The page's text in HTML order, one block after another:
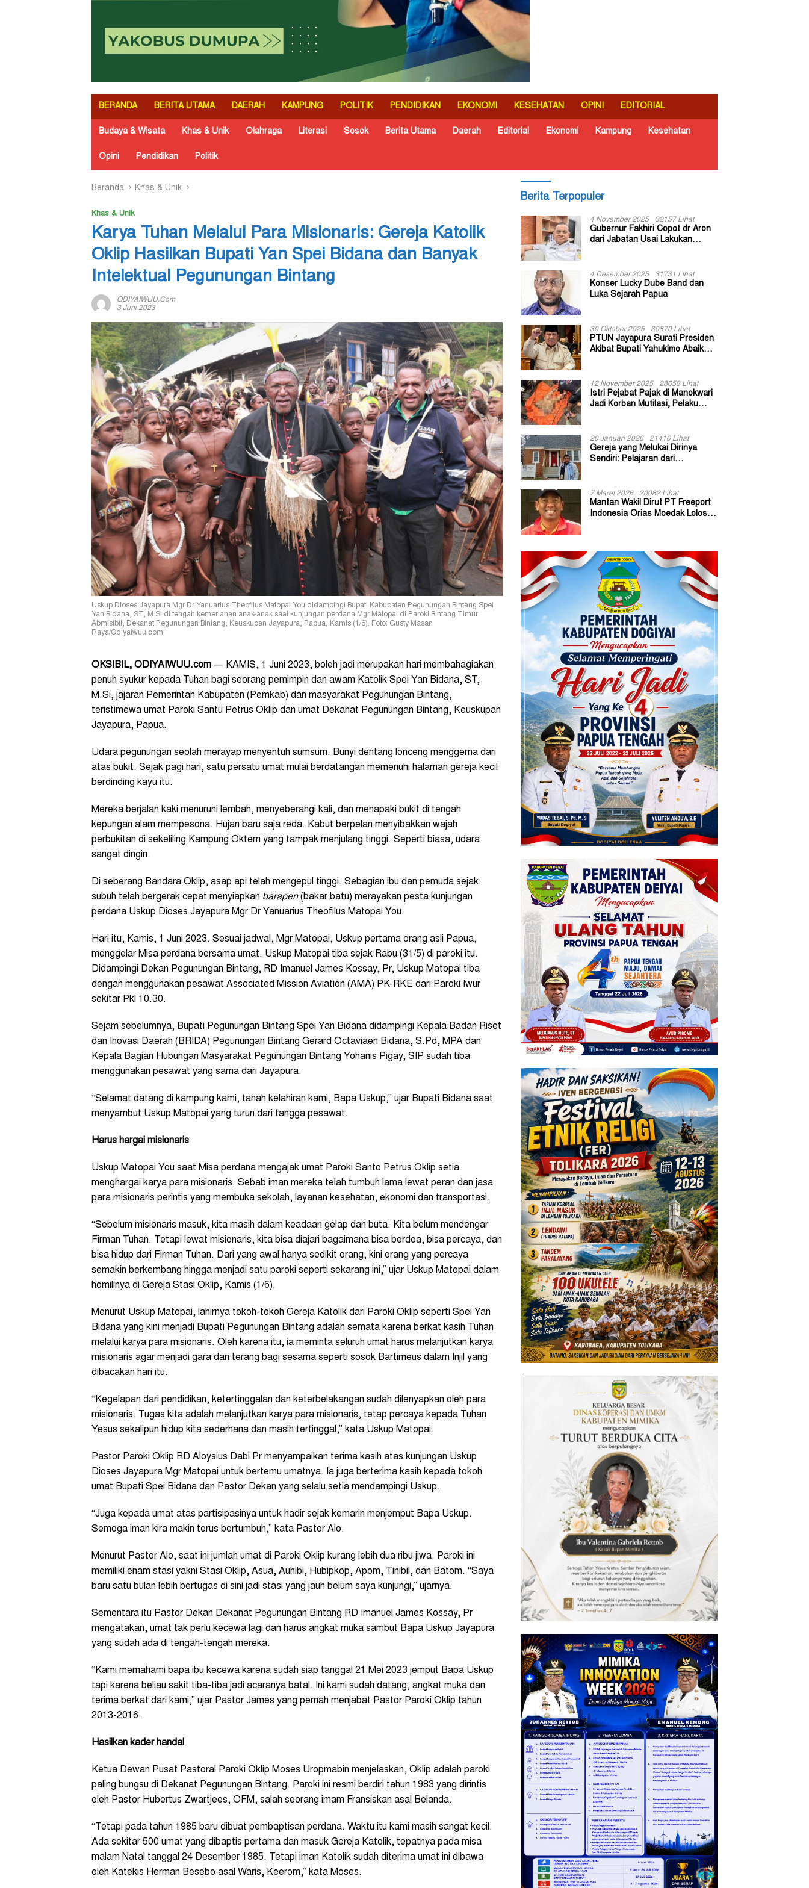
BERANDA BERITA UTAMA DAERAH KAMPUNG POLITIK PENDIDIKAN EKONOMI KESEHATAN OPINI EDITORIAL
Budaya & Wisata Khas & Unik Olahraga Literasi Sosok Berita Utama Daerah Editorial Ekonomi Kampung Kesehatan
Opini Pendidikan Politik
Beranda Khas & Unik
Khas & Unik
Karya Tuhan Melalui Para Misionaris: Gereja Katolik
Oklip Hasilkan Bupati Yan Spei Bidana dan Banyak
Intelektual Pegunungan Bintang
ODIYAIWUU.com
3 Juni 2023
Uskup Dioses Jayapura Mgr Dr Yanuarius Theofilus Matopai You didampingi Bupati Kabupaten Pegunungan Bintang Spei
Yan Bidana, ST, M.Si di tengah kemeriahan anak-anak saat kunjungan perdana Mgr Matopai di Paroki Bintang Timur
Abmisibil, Dekanat Pegunungan Bintang, Keuskupan Jayapura, Papua, Kamis (1/6). Foto: Gusty Masan
Raya/Odiyaiwuu.com
OKSIBIL, ODIYAIWUU.com — KAMIS, 1 Juni 2023, boleh jadi merupakan hari membahagiakan
penuh syukur kepada Tuhan bagi seorang pemimpin dan awam Katolik Spei Yan Bidana, ST,
M.Si, jajaran Pemerintah Kabupaten (Pemkab) dan masyarakat Pegunungan Bintang,
teristimewa umat Paroki Santu Petrus Oklip dan umat Dekanat Pegunungan Bintang, Keuskupan
Jayapura, Papua.
Udara pegunungan seolah merayap menyentuh sumsum. Bunyi dentang lonceng menggema dari
atas bukit. Sejak pagi hari, satu persatu umat mulai berdatangan memenuhi halaman gereja kecil
berdinding kayu itu.
Mereka berjalan kaki menuruni lembah, menyeberangi kali, dan menapaki bukit di tengah
kepungan alam mempesona. Hujan baru saja reda. Kabut berpelan menyibakkan wajah
perbukitan di sekeliling Kampung Oktem yang tampak menjulang tinggi. Seperti biasa, udara
sangat dingin.
Di seberang Bandara Oklip, asap api telah mengepul tinggi. Sebagian ibu dan pemuda sejak
subuh telah bergerak cepat menyiapkan barapen(bakar batu) merayakan pesta kunjungan
perdana Uskup Dioses Jayapura Mgr Dr Yanuarius Theofilus Matopai You.
Hari itu, Kamis, 1 Juni 2023. Sesuai jadwal, Mgr Matopai, Uskup pertama orang asli Papua,
menggelar Misa perdana bersama umat. Uskup Matopai tiba sejak Rabu (31/5) di paroki itu.
Didampingi Dekan Pegunungan Bintang, RD Imanuel James Kossay, Pr, Uskup Matopai tiba
dengan menggunakan pesawat Associated Mission Aviation (AMA) PK-RKE dari Paroki Iwur
sekitar Pkl 10.30.
Sejam sebelumnya, Bupati Pegunungan Bintang Spei Yan Bidana didampingi Kepala Badan Riset
dan Inovasi Daerah (BRIDA) Pegunungan Bintang Gerard Octaviaen Bidana, S.Pd, MPA dan
Kepala Bagian Hubungan Masyarakat Pegunungan Bintang Yohanis Pigay, SIP sudah tiba
menggunakan pesawat yang sama dari Jayapura.
“Selamat datang di kampung kami, tanah kelahiran kami, Bapa Uskup,” ujar Bupati Bidana saat
menyambut Uskup Matopai yang turun dari tangga pesawat.
Harus hargai misionaris
Uskup Matopai You saat Misa perdana mengajak umat Paroki Santo Petrus Oklip setia
menghargai karya para misionaris. Sebab iman mereka telah tumbuh lama lewat peran dan jasa
para misionaris perintis yang membuka sekolah, layanan kesehatan, ekonomi dan transportasi.
“Sebelum misionaris masuk, kita masih dalam keadaan gelap dan buta. Kita belum mendengar
Firman Tuhan. Tetapi lewat misionaris, kita bisa diajari bagaimana bisa berdoa, bisa percaya, dan
bisa hidup dari Firman Tuhan. Dari yang awal hanya sedikit orang, kini orang yang percaya
semakin berkembang hingga menjadi satu paroki seperti sekarang ini,” ujar Uskup Matopai dalam
homilinya di Gereja Stasi Oklip, Kamis (1/6).
Menurut Uskup Matopai, lahirnya tokoh-tokoh Gereja Katolik dari Paroki Oklip seperti Spei Yan
Bidana yang kini menjadi Bupati Pegunungan Bintang adalah semata karena berkat kasih Tuhan
melalui karya para misionaris. Oleh karena itu, ia meminta seluruh umat harus melanjutkan karya
misionaris agar menjadi gara dan terang bagi sesama seperti sosok Bartimeus dalam Injil yang
dibacakan hari itu.
“Kegelapan dari pendidikan, ketertinggalan dan keterbelakangan sudah dilenyapkan oleh para
misionaris. Tugas kita adalah melanjutkan karya para misionaris, tetap percaya kepada Tuhan
Yesus sekalipun hidup kita sederhana dan masih tertinggal,” kata Uskup Matopai.
Pastor Paroki Oklip RD Aloysius Dabi Pr menyampaikan terima kasih atas kunjungan Uskup
Dioses Jayapura Mgr Matopai untuk bertemu umatnya. Ia juga berterima kasih kepada tokoh
umat Bupati Spei Bidana dan Pastor Dekan yang selalu setia mendampingi Uskup.
“Juga kepada umat atas partisipasinya untuk hadir sejak kemarin menjemput Bapa Uskup.
Semoga iman kira makin terus bertumbuh,” kata Pastor Alo.
Menurut Pastor Alo, saat ini jumlah umat di Paroki Oklip kurang lebih dua ribu jiwa. Paroki ini
memiliki enam stasi yakni Stasi Oklip, Asua, Auhibi, Hubipkop, Apom, Tinibil, dan Batom. “Saya
baru satu bulan lebih bertugas di sini jadi stasi yang jauh belum saya kunjungi,” ujarnya.
Sementara itu Pastor Dekan Dekanat Pegunungan Bintang RD Imanuel James Kossay, Pr
mengatakan, umat tak perlu kecewa lagi dan harus angkat muka sambut Bapa Uskup Jayapura
yang sudah ada di tengah-tengah mereka.
“Kami memahami bapa ibu kecewa karena sudah siap tanggal 21 Mei 2023 jemput Bapa Uskup
tapi karena beliau sakit tiba-tiba jadi acaranya batal. Ini kami sudah datang, angkat muka dan
terima berkat dari kami,” ujar Pastor James yang pernah menjabat Pastor Paroki Oklip tahun
2013-2016.
Hasilkan kader handal
Ketua Dewan Pusat Pastoral Paroki Oklip Moses Uropmabin menjelaskan, Oklip adalah paroki
paling bungsu di Dekanat Pegunungan Bintang. Paroki ini resmi berdiri tahun 1983 yang dirintis
oleh Pastor Hubertus Zwartjees, OFM, salah seorang imam Fransiskan asal Belanda.
“Tetapi pada tahun 1985 baru dibuat pembaptisan perdana. Waktu itu kami masih sangat kecil.
Ada sekitar 500 umat yang dibaptis pertama dan masuk Gereja Katolik, tepatnya pada misa
malam Natal tanggal 24 Desember 1985. Tetapi iman Katolik sudah diterima umat ini dibawa
oleh Katekis Herman Besebo asal Waris, Keerom,” kata Moses.
Berita Terpopuler
4 November 2025 32157 Lihat
Gubernur Fakhiri Copot dr Aron
dari Jabatan Usai Lakukan
4 Desember 2025 31731 Lihat
Konser Lucky Dube Band dan
Luka Sejarah Papua
30 Oktober 2025 30870 Lihat
PTUN Jayapura Surati Presiden
Akibat Bupati Yahukimo Abaikan
12 November 2025 28658 Lihat
Istri Pejabat Pajak di Manokwari
Jadi Korban Mutilasi, Pelaku
20 Januari 2026 21416 Lihat
Gereja yang Melukai Dirinya
Sendiri: Pelajaran dari
7 Maret 2026 20082 Lihat
Mantan Wakil Dirut PT Freeport
Indonesia Orias Moedak Lolos